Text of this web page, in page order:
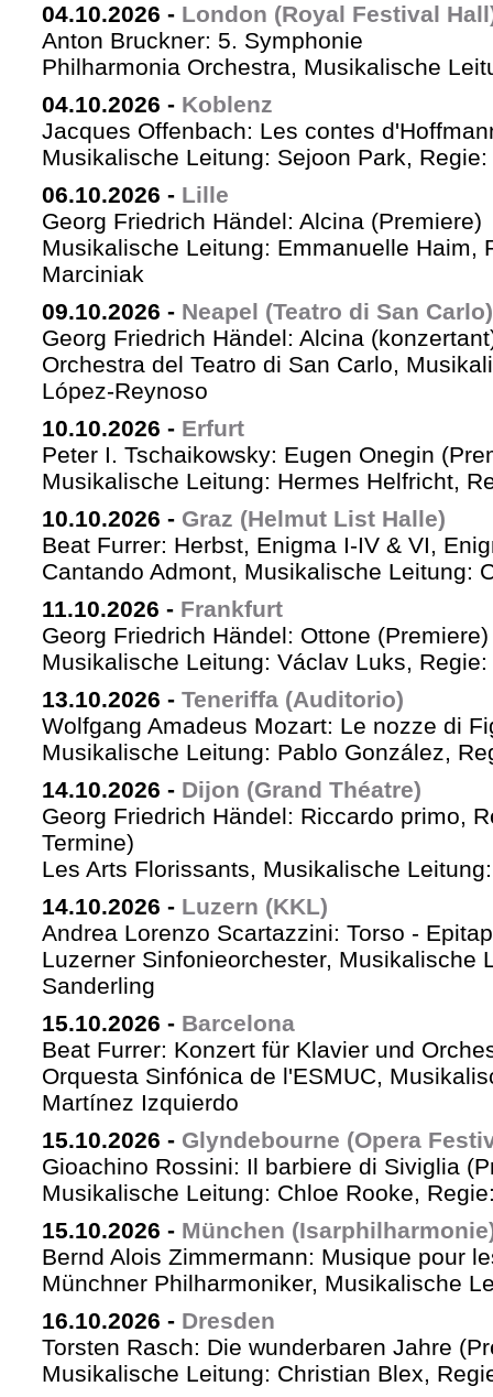
04.10.2026 - London (Royal Festival
Anton Bruckner: 5. Symphonie
Philharmonia Orchestra, Musikalische
04.10.2026 - Koblenz
Jacques Offenbach: Les contes
Musikalische Leitung: Sejoon Park,
06.10.2026 - Lille
Georg Friedrich Händel: Alcina (Premiere)
Musikalische Leitung: Emmanuelle Haim,
Marciniak
09.10.2026 - Neapel (Teatro di San Carlo)
Georg Friedrich Händel: Alcina
Orchestra del Teatro di San Carlo,
López-Reynoso
10.10.2026 - Erfurt
Peter I. Tschaikowsky: Eugen Onegin
Musikalische Leitung: Hermes Helfricht,
10.10.2026 - Graz (Helmut List Halle)
Beat Furrer: Herbst, Enigma I-IV & VI,
Cantando Admont, Musikalische Leitung:
11.10.2026 - Frankfurt
Georg Friedrich Händel: Ottone (Premiere)
Musikalische Leitung: Václav Luks,
13.10.2026 - Teneriffa (Auditorio)
Wolfgang Amadeus Mozart: Le nozze di
Musikalische Leitung: Pablo González,
14.10.2026 - Dijon (Grand Théatre)
Georg Friedrich Händel: Riccardo primo,
Termine)
Les Arts Florissants, Musikalische
14.10.2026 - Luzern (KKL)
Andrea Lorenzo Scartazzini: Torso -
Luzerner Sinfonieorchester, Musikalische
Sanderling
15.10.2026 - Barcelona
Beat Furrer: Konzert für Klavier und
Orquesta Sinfónica de l'ESMUC,
Martínez Izquierdo
15.10.2026 - Glyndebourne (Opera
Gioachino Rossini: Il barbiere di Siviglia
Musikalische Leitung: Chloe Rooke,
15.10.2026 - München
Bernd Alois Zimmermann: Musique pour
Münchner Philharmoniker, Musikalische
16.10.2026 - Dresden
Torsten Rasch: Die wunderbaren Jahre
Musikalische Leitung: Christian Blex,